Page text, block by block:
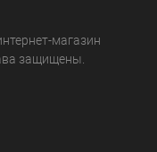
магазин
защищены.